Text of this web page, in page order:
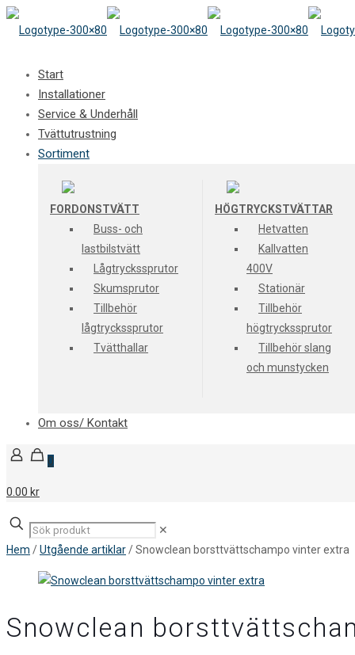
Start
Installationer
Service & Underhåll
Tvättutrustning
Sortiment
FORDONSTVÄTT
Buss- och
lastbilstvätt
Lågtryckssprutor
Skumsprutor
Tillbehör
lågtryckssprutor
Tvätthallar
HÖGTRYCKSTVÄTTAR
Hetvatten
Kallvatten
400V
Stationär
Tillbehör
högtryckssprutor
Tillbehör slang
och munstycken
Om oss/ Kontakt
0
0.00 kr
✕
Hem /Utgående artiklar/ Snowclean borsttvättschampo vinter extra
Snowclean